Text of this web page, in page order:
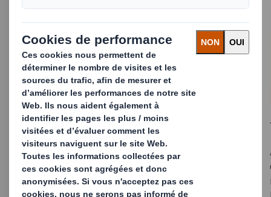
Safe Sender
Cette solution contribue à prévenir le vol dans
les livraisons en ligne des e-commerçants, des
marques et des détaillants, et aide ainsi à